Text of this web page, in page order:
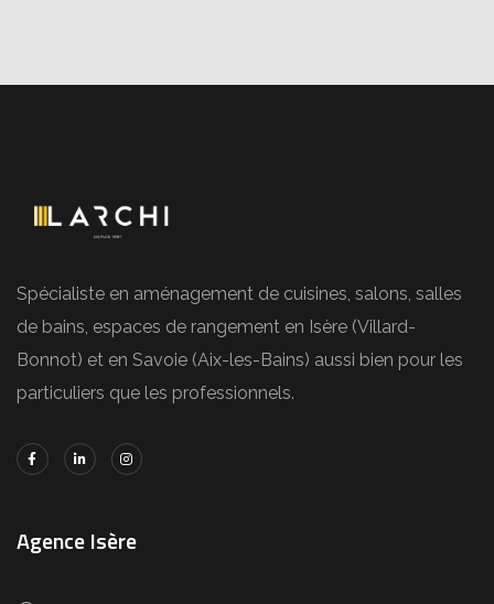
Spécialiste en aménagement de cuisines, salons, salles
de bains, espaces de rangement en Isère (Villard-
Bonnot) et en Savoie (Aix-les-Bains) aussi bien pour les
particuliers que les professionnels.
Agence Isère